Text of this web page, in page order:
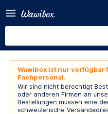
Wawibox ist nur verfügbar
Fachpersonal.
Wir sind nicht berechtigt
oder anderen Firmen an
Bestellungen müssen eine
schweizerische